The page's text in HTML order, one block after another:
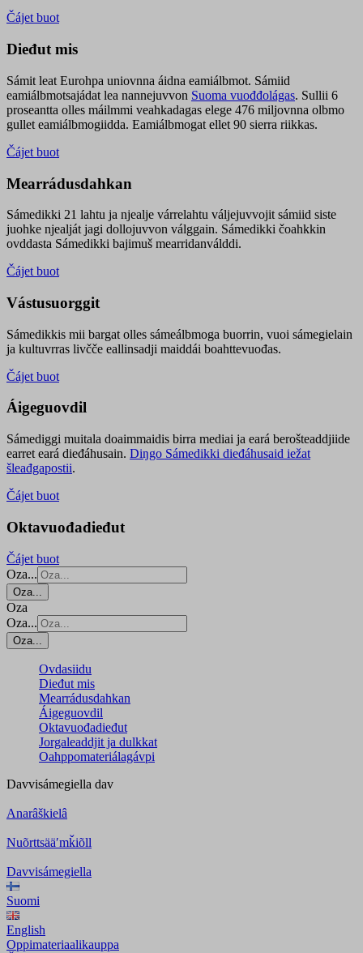
Čájet buot
Dieđut mis
Sámit leat Eurohpa uniovnna áidna eamiálbmot. Sámiid
eamiálbmotsajádat lea nannejuvvon Suoma vuođđolágas. Sullii 6
proseantta olles máilmmi veahkadagas elege 476 miljovnna olbmo
gullet eamiálbmogiidda. Eamiálbmogat ellet 90 sierra riikkas.
Čájet buot
Mearrádusdahkan
Sámedikki 21 lahtu ja njealje várrelahtu váljejuvvojit sámiid siste
juohke njealját jagi dollojuvvon válggain. Sámedikki čoahkkin
ovddasta Sámedikki bajimuš mearridanválddi.
Čájet buot
Vástusuorggit
Sámedikkis mii bargat olles sámeálbmoga buorrin, vuoi sámegielain
ja kultuvrras livčče eallinsadji maiddái boahttevuođas.
Čájet buot
Áigeguovdil
Sámediggi muitala doaimmaidis birra mediai ja eará berošteaddjiide
earret eará dieđáhusain. Diŋgo Sámedikki dieđáhusaid iežat
šleađgapostii.
Čájet buot
Oktavuođadieđut
Čájet buot
Oza...
Oza...
Oza
Oza...
Oza...
Ovdasiidu
Dieđut mis
Mearrádusdahkan
Áigeguovdil
Oktavuođadieđut
Jorgaleaddjit ja dulkkat
Oahppomateriálagávpi
Davvisámegiella dav
Anarâškielâ
Nuõrttsääʹmǩiõll
Davvisámegiella
Suomi
English
Oppimateriaalikauppa